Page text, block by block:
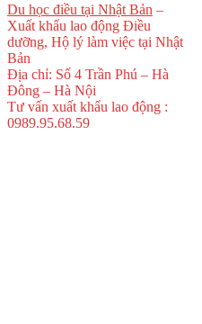
Du học điều tại Nhật Bản –
Xuất khẩu lao động Điều
dưỡng, Hộ lý làm việc tại Nhật
Bản
Địa chỉ: Số 4 Trần Phú – Hà
Đông – Hà Nội
Tư vấn xuất khẩu lao động :
0989.95.68.59